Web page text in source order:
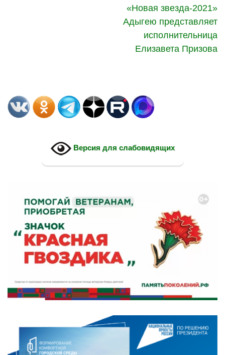
«Новая звезда-2021»
Адыгею представляет
исполнительница
Елизавета Призова
Версия для слабовидящих